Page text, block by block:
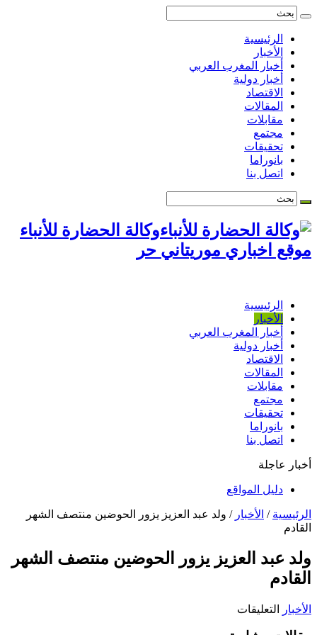
الرئيسية
الأخبار
أخبار المغرب العربي
أخبار دولية
الاقتصاد
المقالات
مقابلات
مجتمع
تحقيقات
بانوراما
اتصل بنا
وكالة الحضارة للأنباء
موقع اخباري موريتاني حر
الرئيسية
الأخبار
أخبار المغرب العربي
أخبار دولية
الاقتصاد
المقالات
مقابلات
مجتمع
تحقيقات
بانوراما
اتصل بنا
أخبار عاجلة
دليل المواقع
الرئيسية / الأخبار / ولد عبد العزيز يزور الحوضين منتصف الشهر
القادم
ولد عبد العزيز يزور الحوضين منتصف الشهر
القادم
الأخبار التعليقات